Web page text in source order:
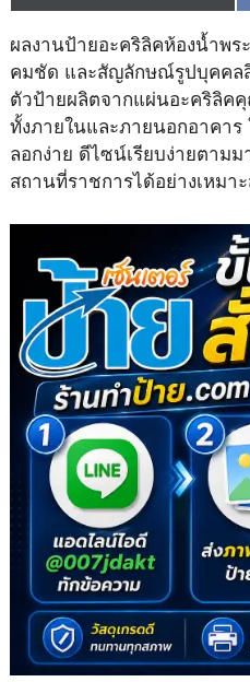
ผลงานป้ายอะคริลิคห้องน้ำพ
คมชัด และสัญลักษณ์รูปบุคคลสี
ตัวป้ายผลิตจากแผ่นอะคริลิค
ทั้งภายในและภายนอกอาคา
ลอกง่าย ดีไซน์เรียบง่ายตาม
สถานที่ราชการได้อย่างเหมา